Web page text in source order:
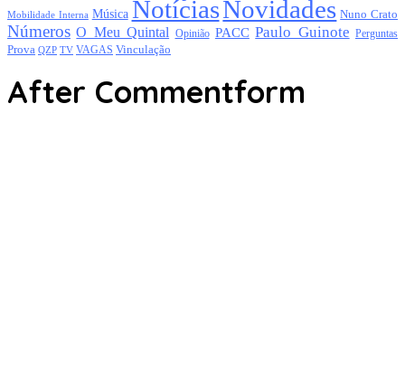
Mobilidade Interna Música NotíciasNovidades Nuno Crato
Números O Meu Quintal Opinião PACC Paulo Guinote Perguntas
Prova QZP TV VAGAS Vinculação
After Commentform